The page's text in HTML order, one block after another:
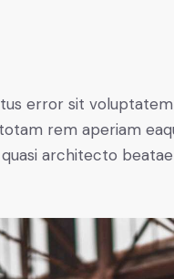
error sit voluptatem
rem aperiam
architecto